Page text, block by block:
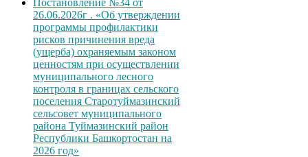
26.06.2026г . «Об утверждении
программы профилактики
рисков причинения вреда
(ущерба) охраняемым законом
ценностям при осуществлении
муниципального лесного
контроля в границах сельского
поселения Старотуймазинский
сельсовет муниципального
района Туймазинский район
Республики Башкортостан на
2026 год»